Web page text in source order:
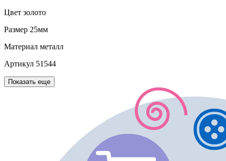
Цвет золото
Размер 25мм
Материал металл
Артикул 51544
Показать еще